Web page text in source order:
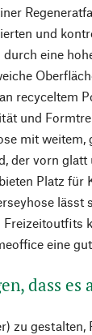
und
eine
recyceltem
und
mit weitem,
der vorn
Platz für
lässt
eine
dass es
zu gestalten,